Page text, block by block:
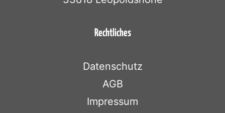
Rechtliches
Datenschutz
AGB
Impressum